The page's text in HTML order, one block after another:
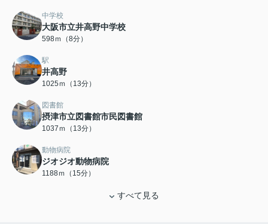
中学校
大阪市立井高野中学校
598ｍ（8分）
駅
井高野
1025ｍ（13分）
図書館
摂津市立図書館市民図書館
1037ｍ（13分）
動物病院
ジオジオ動物病院
1188ｍ（15分）
すべて見る